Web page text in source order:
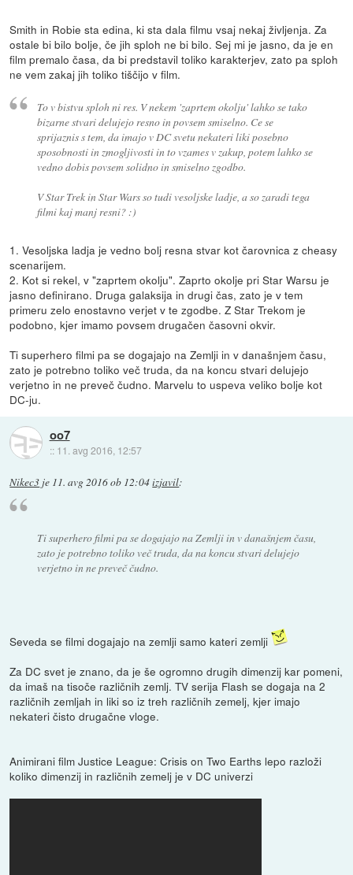
Smith in Robie sta edina, ki sta dala filmu vsaj nekaj življenja. Za
ostale bi bilo bolje, če jih sploh ne bi bilo. Sej mi je jasno, da je en
film premalo časa, da bi predstavil toliko karakterjev, zato pa sploh
ne vem zakaj jih toliko tiščijo v film.
To v bistvu sploh ni res. V nekem 'zaprtem okolju' lahko se tako
bizarne stvari delujejo resno in povsem smiselno. Ce se
sprijaznis s tem, da imajo v DC svetu nekateri liki posebno
sposobnosti in zmogljivosti in to vzames v zakup, potem lahko se
vedno dobis povsem solidno in smiselno zgodbo.
V Star Trek in Star Wars so tudi vesoljske ladje, a so zaradi tega
filmi kaj manj resni? :)
1. Vesoljska ladja je vedno bolj resna stvar kot čarovnica z cheasy
scenarijem.
2. Kot si rekel, v "zaprtem okolju". Zaprto okolje pri Star Warsu je
jasno definirano. Druga galaksija in drugi čas, zato je v tem
primeru zelo enostavno verjet v te zgodbe. Z Star Trekom je
podobno, kjer imamo povsem drugačen časovni okvir.
Ti superhero filmi pa se dogajajo na Zemlji in v današnjem času,
zato je potrebno toliko več truda, da na koncu stvari delujejo
verjetno in ne preveč čudno. Marvelu to uspeva veliko bolje kot
DC-ju.
oo7
:: 11. avg 2016, 12:57
Nikec3 je 11. avg 2016 ob 12:04izjavil:
Ti superhero filmi pa se dogajajo na Zemlji in v današnjem času,
zato je potrebno toliko več truda, da na koncu stvari delujejo
verjetno in ne preveč čudno.
Seveda se filmi dogajajo na zemlji samo kateri zemlji
Za DC svet je znano, da je še ogromno drugih dimenzij kar pomeni,
da imaš na tisoče različnih zemlj. TV serija Flash se dogaja na 2
različnih zemljah in liki so iz treh različnih zemelj, kjer imajo
nekateri čisto drugačne vloge.
Animirani film Justice League: Crisis on Two Earths lepo razloži
koliko dimenzij in različnih zemelj je v DC univerzi